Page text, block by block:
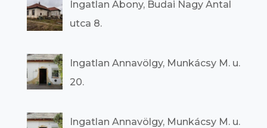
Ingatlan Abony, Budai Nagy Antal
utca 8.
Ingatlan Annavölgy, Munkácsy M. u.
20.
Ingatlan Annavölgy, Munkácsy M. u.